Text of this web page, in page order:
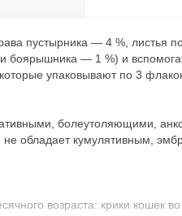
пустырника — 4 %,
— 1 %) и
упаковывают по 3
болеутоляющими,
обладает кумулятивным,
возраста: крики кошек